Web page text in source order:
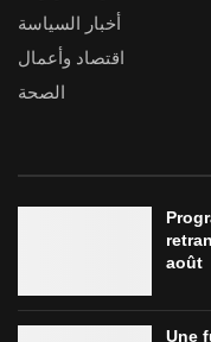
أخبار السياسة
اقتصاد وأعمال
الصحة
août
Une